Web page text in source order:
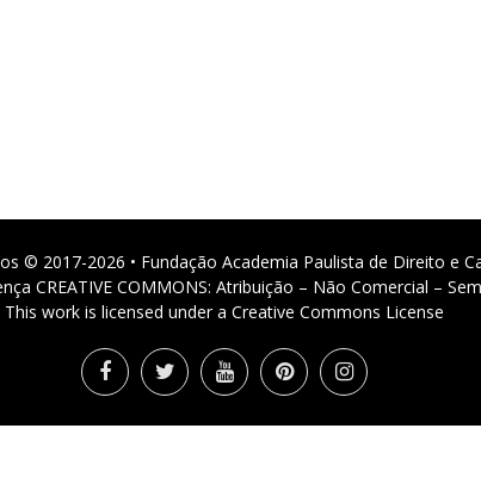
© 2017-2026 • Fundação Academia Paulista de Direito e
CREATIVE COMMONS: Atribuição – Não Comercial –
This work is licensed under a Creative Commons License